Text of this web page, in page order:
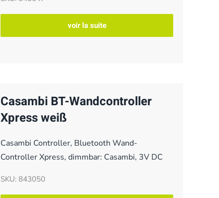
voir la suite
Casambi BT-Wandcontroller
Xpress weiß
Casambi Controller, Bluetooth Wand-
Controller Xpress, dimmbar: Casambi, 3V DC
SKU: 843050